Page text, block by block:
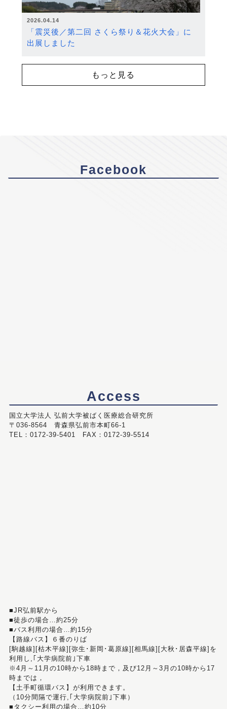
2026.04.14
「震災後／第二回 さくら祭り＆花火大会」に
出展しました
もっと見る
Facebook
Access
国立大学法人 弘前大学被ばく医療総合研究所
〒036-8564 青森県弘前市本町66-1
TEL：0172-39-5401 FAX：0172-39-5514
■JR弘前駅から
■徒歩の場合…約25分
■バス利用の場合…約15分
【路線バス】６番のりば
[駒越線][枯木平線][弥生･新岡･葛原線][相馬線][大秋･居森平線]を
利用し,｢大学病院前｣下車
※4月～11月の10時から18時まで，及び12月～3月の10時から17
時までは，
【土手町循環バス】が利用できます。
（10分間隔で運行,｢大学病院前｣下車）
■タクシー利用の場合…約10分